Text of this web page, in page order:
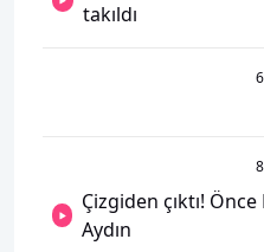
takıldı
Çizgiden çıktı!
Aydın